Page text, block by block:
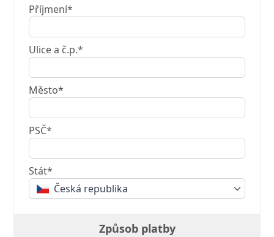
Příjmení*
Ulice a č.p.*
Město*
PSČ*
Stát*
Česká republika
Způsob platby